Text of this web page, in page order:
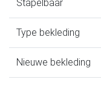
Stapelbaar
Type bekleding
Nieuwe bekleding